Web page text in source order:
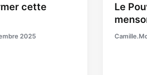
cette
2025
Le